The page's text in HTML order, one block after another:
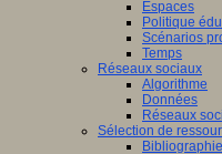
Espaces
Politique
Scénarios
Temps
Réseaux sociaux
Algorithme
Données
Réseaux
Sélection de